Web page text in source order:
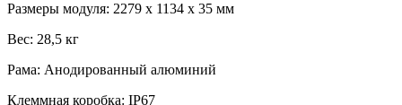
Размеры модуля: 2279 х 1134 х 35 мм
Вес: 28,5 кг
Рама: Анодированный алюминий
Клеммная коробка: IP67